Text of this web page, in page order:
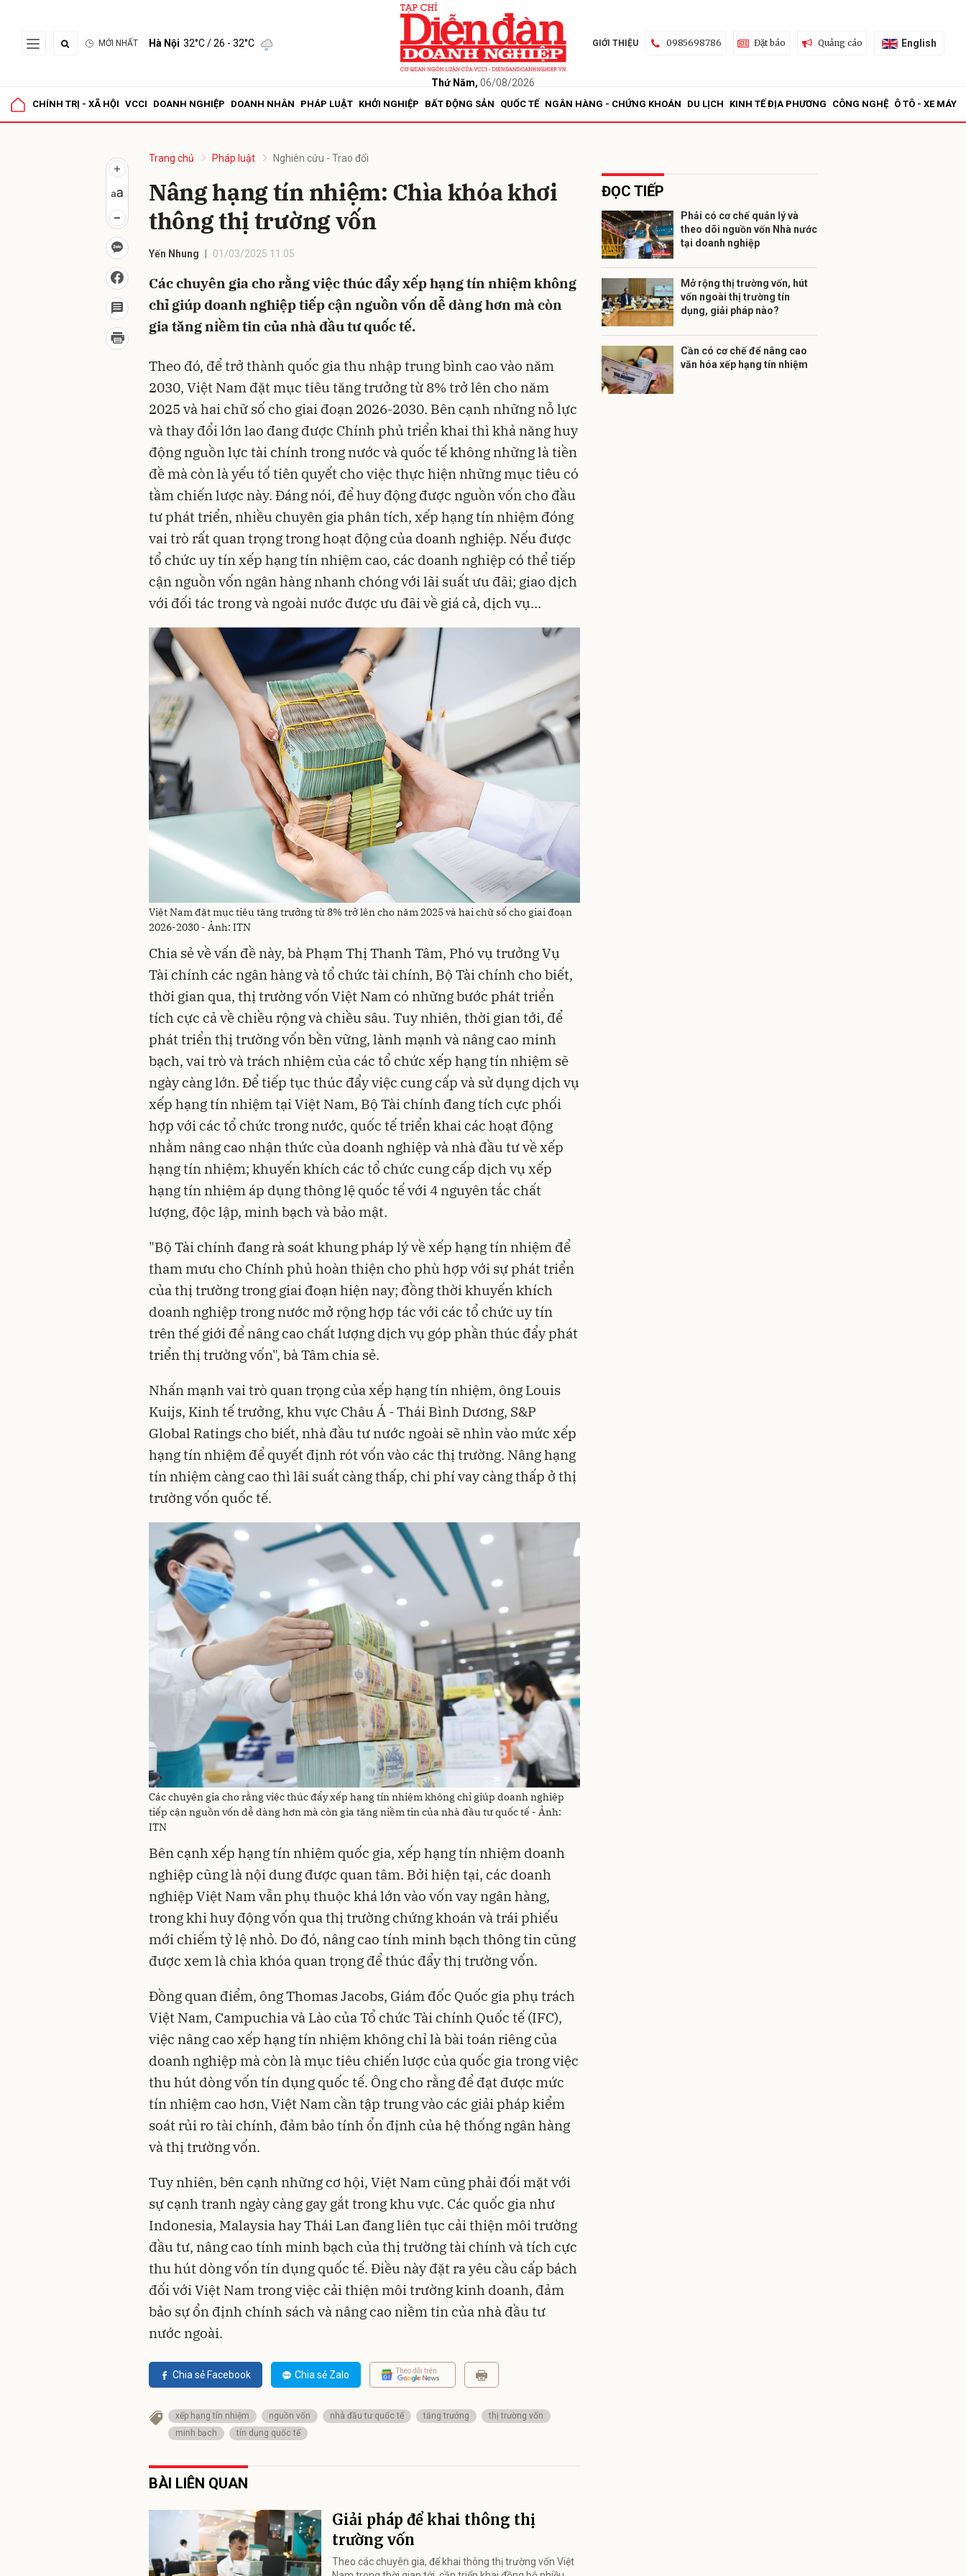
MỚI NHẤT Hà Nội 32°C/ 26 - 32°C
Thứ Năm, 06/08/2026
GIỚI THIỆU 0985698786 Đặt báo Quảng cáo English
CHÍNH TRỊ - XÃ HỘI VCCI DOANH NGHIỆP DOANH NHÂN PHÁP LUẬT KHỞI NGHIỆP BẤT ĐỘNG SẢN QUỐC TẾ NGÂN HÀNG - CHỨNG KHOÁN DU LỊCH KINH TẾ ĐỊA PHƯƠNG CÔNG NGHỆ Ô TÔ - XE MÁY
Trang chủ Pháp luật Nghiên cứu - Trao đổi
Nâng hạng tín nhiệm: Chìa khóa khơi
thông thị trường vốn
Yến Nhung 01/03/2025 11:05
Các chuyên gia cho rằng việc thúc đẩy xếp hạng tín nhiệm không
chỉ giúp doanh nghiệp tiếp cận nguồn vốn dễ dàng hơn mà còn
gia tăng niềm tin của nhà đầu tư quốc tế.
Theo đó, để trở thành quốc gia thu nhập trung bình cao vào năm
2030, Việt Nam đặt mục tiêu tăng trưởng từ 8% trở lên cho năm
2025 và hai chữ số cho giai đoạn 2026-2030. Bên cạnh những nỗ lực
và thay đổi lớn lao đang được Chính phủ triển khai thì khả năng huy
động nguồn lực tài chính trong nước và quốc tế không những là tiền
đề mà còn là yếu tố tiên quyết cho việc thực hiện những mục tiêu có
tầm chiến lược này. Đáng nói, để huy động được nguồn vốn cho đầu
tư phát triển, nhiều chuyên gia phân tích, xếp hạng tín nhiệm đóng
vai trò rất quan trọng trong hoạt động của doanh nghiệp. Nếu được
tổ chức uy tín xếp hạng tín nhiệm cao, các doanh nghiệp có thể tiếp
cận nguồn vốn ngân hàng nhanh chóng với lãi suất ưu đãi; giao dịch
với đối tác trong và ngoài nước được ưu đãi về giá cả, dịch vụ…
Việt Nam đặt mục tiêu tăng trưởng từ 8% trở lên cho năm 2025 và hai chữ số cho giai đoạn
2026-2030 - Ảnh: ITN
Chia sẻ về vấn đề này, bà Phạm Thị Thanh Tâm, Phó vụ trưởng Vụ
Tài chính các ngân hàng và tổ chức tài chính, Bộ Tài chính cho biết,
thời gian qua, thị trường vốn Việt Nam có những bước phát triển
tích cực cả về chiều rộng và chiều sâu. Tuy nhiên, thời gian tới, để
phát triển thị trường vốn bền vững, lành mạnh và nâng cao minh
bạch, vai trò và trách nhiệm của các tổ chức xếp hạng tín nhiệm sẽ
ngày càng lớn. Để tiếp tục thúc đẩy việc cung cấp và sử dụng dịch vụ
xếp hạng tín nhiệm tại Việt Nam, Bộ Tài chính đang tích cực phối
hợp với các tổ chức trong nước, quốc tế triển khai các hoạt động
nhằm nâng cao nhận thức của doanh nghiệp và nhà đầu tư về xếp
hạng tín nhiệm; khuyến khích các tổ chức cung cấp dịch vụ xếp
hạng tín nhiệm áp dụng thông lệ quốc tế với 4 nguyên tắc chất
lượng, độc lập, minh bạch và bảo mật.
"Bộ Tài chính đang rà soát khung pháp lý về xếp hạng tín nhiệm để
tham mưu cho Chính phủ hoàn thiện cho phù hợp với sự phát triển
của thị trường trong giai đoạn hiện nay; đồng thời khuyến khích
doanh nghiệp trong nước mở rộng hợp tác với các tổ chức uy tín
trên thế giới để nâng cao chất lượng dịch vụ góp phần thúc đẩy phát
triển thị trường vốn", bà Tâm chia sẻ.
Nhấn mạnh vai trò quan trọng của xếp hạng tín nhiệm, ông Louis
Kuijs, Kinh tế trưởng, khu vực Châu Á - Thái Bình Dương, S&P
Global Ratings cho biết, nhà đầu tư nước ngoài sẽ nhìn vào mức xếp
hạng tín nhiệm để quyết định rót vốn vào các thị trường. Nâng hạng
tín nhiệm càng cao thì lãi suất càng thấp, chi phí vay càng thấp ở thị
trường vốn quốc tế.
Các chuyên gia cho rằng việc thúc đẩy xếp hạng tín nhiệm không chỉ giúp doanh nghiệp
tiếp cận nguồn vốn dễ dàng hơn mà còn gia tăng niềm tin của nhà đầu tư quốc tế - Ảnh:
ITN
Bên cạnh xếp hạng tín nhiệm quốc gia, xếp hạng tín nhiệm doanh
nghiệp cũng là nội dung được quan tâm. Bởi hiện tại, các doanh
nghiệp Việt Nam vẫn phụ thuộc khá lớn vào vốn vay ngân hàng,
trong khi huy động vốn qua thị trường chứng khoán và trái phiếu
mới chiếm tỷ lệ nhỏ. Do đó, nâng cao tính minh bạch thông tin cũng
được xem là chìa khóa quan trọng để thúc đẩy thị trường vốn.
Đồng quan điểm, ông Thomas Jacobs, Giám đốc Quốc gia phụ trách
Việt Nam, Campuchia và Lào của Tổ chức Tài chính Quốc tế (IFC),
việc nâng cao xếp hạng tín nhiệm không chỉ là bài toán riêng của
doanh nghiệp mà còn là mục tiêu chiến lược của quốc gia trong việc
thu hút dòng vốn tín dụng quốc tế. Ông cho rằng để đạt được mức
tín nhiệm cao hơn, Việt Nam cần tập trung vào các giải pháp kiểm
soát rủi ro tài chính, đảm bảo tính ổn định của hệ thống ngân hàng
và thị trường vốn.
Tuy nhiên, bên cạnh những cơ hội, Việt Nam cũng phải đối mặt với
sự cạnh tranh ngày càng gay gắt trong khu vực. Các quốc gia như
Indonesia, Malaysia hay Thái Lan đang liên tục cải thiện môi trường
đầu tư, nâng cao tính minh bạch của thị trường tài chính và tích cực
thu hút dòng vốn tín dụng quốc tế. Điều này đặt ra yêu cầu cấp bách
đối với Việt Nam trong việc cải thiện môi trường kinh doanh, đảm
bảo sự ổn định chính sách và nâng cao niềm tin của nhà đầu tư
nước ngoài.
Chia sẻ Facebook Chia sẻ Zalo Theo dõi trên
xếp hạng tín nhiệm nguồn vốn nhà đầu tư quốc tế tăng trưởng
thị trường vốn
minh bạch
tín dụng quốc tế
BÀI LIÊN QUAN
Giải pháp để khai thông thị
trường vốn
Theo các chuyên gia, để khai thông thị trường vốn Việt
ĐỌC TIẾP
Phải có cơ chế quản lý và
theo dõi nguồn vốn Nhà nước
tại doanh nghiệp
Mở rộng thị trường vốn, hút
vốn ngoài thị trường tín
dụng, giải pháp nào?
Cần có cơ chế để nâng cao
văn hóa xếp hạng tín nhiệm
Gửi